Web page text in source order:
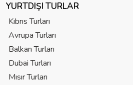
YURTDIŞI TURLAR
Kıbrıs Turları
Avrupa Turları
Balkan Turları
Dubai Turları
Mısır Turları